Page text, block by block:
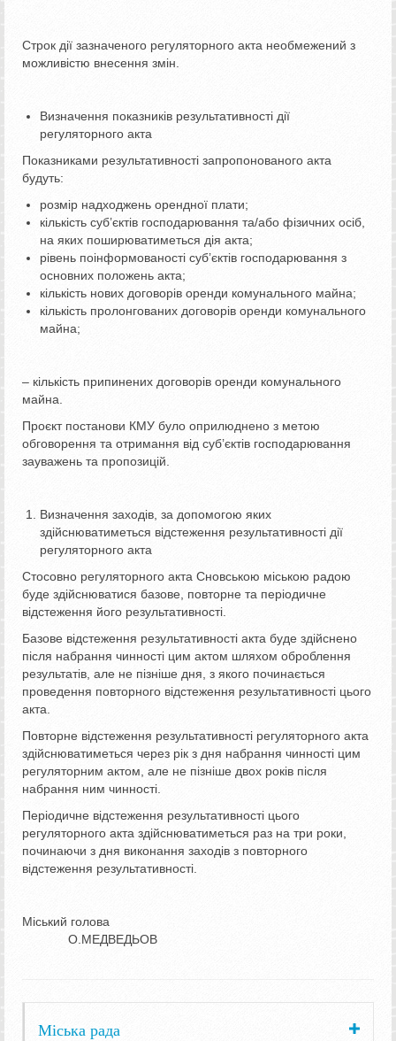
Строк дії зазначеного регуляторного акта необмежений з
можливістю внесення змін.
Визначення показників результативності дії
регуляторного акта
Показниками результативності запропонованого акта
будуть:
розмір надходжень орендної плати;
кількість суб’єктів господарювання та/або фізичних осіб,
на яких поширюватиметься дія акта;
рівень поінформованості суб’єктів господарювання з
основних положень акта;
кількість нових договорів оренди комунального майна;
кількість пролонгованих договорів оренди комунального
майна;
– кількість припинених договорів оренди комунального
майна.
Проєкт постанови КМУ було оприлюднено з метою
обговорення та отримання від суб’єктів господарювання
зауважень та пропозицій.
Визначення заходів, за допомогою яких
здійснюватиметься відстеження результативності дії
регуляторного акта
Стосовно регуляторного акта Сновською міською радою
буде здійснюватися базове, повторне та періодичне
відстеження його результативності.
Базове відстеження результативності акта буде здійснено
після набрання чинності цим актом шляхом оброблення
результатів, але не пізніше дня, з якого починається
проведення повторного відстеження результативності цього
акта.
Повторне відстеження результативності регуляторного акта
здійснюватиметься через рік з дня набрання чинності цим
регуляторним актом, але не пізніше двох років після
набрання ним чинності.
Періодичне відстеження результативності цього
регуляторного акта здійснюватиметься раз на три роки,
починаючи з дня виконання заходів з повторного
відстеження результативності.
Міський голова
О.МЕДВЕДЬОВ
Міська рада